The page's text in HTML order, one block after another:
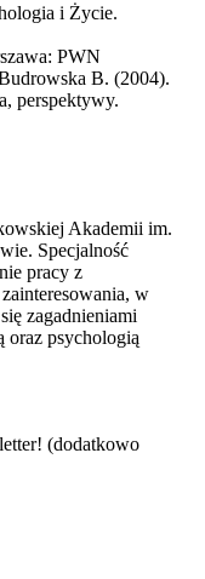
i Życie.
PWN
B. (2004).
perspektywy.
Akademii im.
Specjalność
pracy z
w
zagadnieniami
oraz psychologią
(dodatkowo